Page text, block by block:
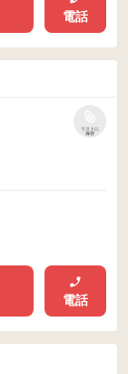
電話
リストに
保存
電話